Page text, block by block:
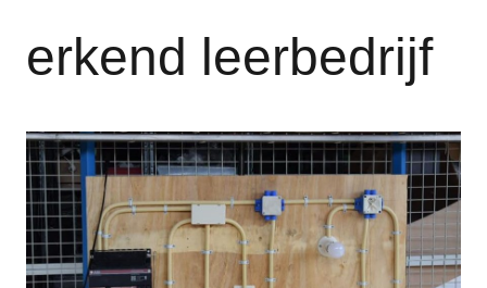
erkend leerbedrijf